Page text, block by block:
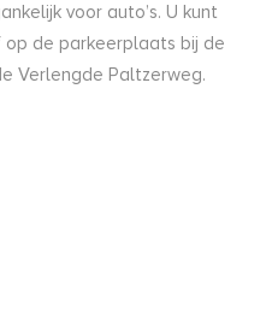
voor auto’s. U kunt
de parkeerplaats bij de
Verlengde Paltzerweg.